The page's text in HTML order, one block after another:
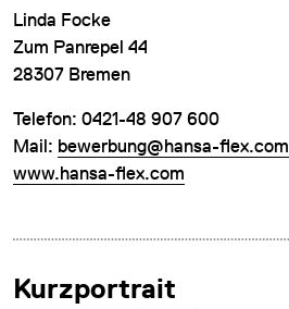
DATENSCHUTZ
IMPRESSUM
DOWNLOADS
Linda Focke
Zum Panrepel 44
28307 Bremen
Telefon: 0421-48 907 600
Mail: bewerbung@hansa-flex.com
www.hansa-flex.com
Kurzportrait